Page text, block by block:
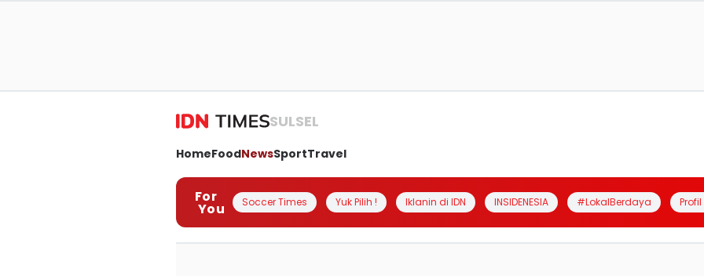
SULSEL
HomeFoodNewsSportTravel
For
You Soccer Times Yuk Pilih ! Iklanin di IDN INSIDENESIA #LokalBerdaya